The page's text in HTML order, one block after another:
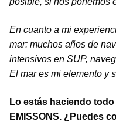
En cuanto a mi
mar: muchos años de
intensivos en SUP,
El mar es mi elemento y
Lo estás haciendo
EMISSONS. ¿Puedes